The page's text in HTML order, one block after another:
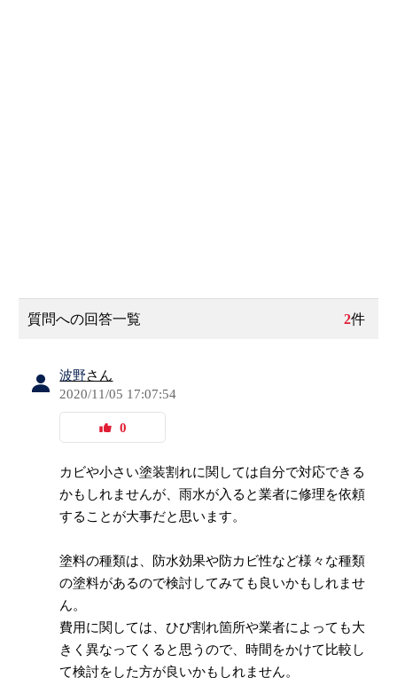
質問への回答一覧 2件
波野さん
2020/11/05 17:07:54
0
カビや小さい塗装割れに関しては自分で対応できる
かもしれませんが、雨水が入ると業者に修理を依頼
することが大事だと思います。
塗料の種類は、防水効果や防カビ性など様々な種類
の塗料があるので検討してみても良いかもしれませ
ん。
費用に関しては、ひび割れ箇所や業者によっても大
きく異なってくると思うので、時間をかけて比較し
て検討をした方が良いかもしれません。